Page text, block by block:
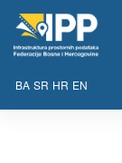
BA SR HR EN